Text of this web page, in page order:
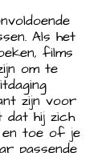
Als het
films
om te
zijn voor
dat hij zich
en toe of je
passende